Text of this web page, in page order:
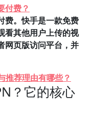
付费？
费。快手是一款免费
看其他用户上传的视
网页版访问平台，并
推荐理由有哪些？
？它的核心